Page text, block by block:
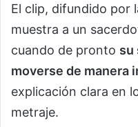
El clip, difundido por
muestra a un
cuando de pronto su
moverse de manera
explicación clara en
metraje.